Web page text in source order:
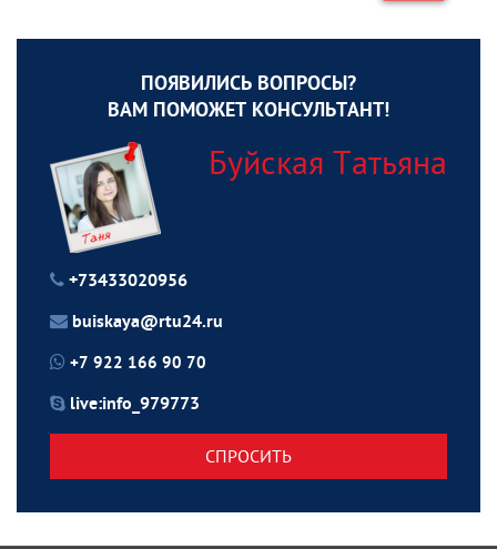
ПОЯВИЛИСЬ ВОПРОСЫ?
ВАМ ПОМОЖЕТ КОНСУЛЬТАНТ!
Буйская Татьяна
+73433020956
buiskaya@rtu24.ru
+7 922 166 90 70
live:info_979773
СПРОСИТЬ